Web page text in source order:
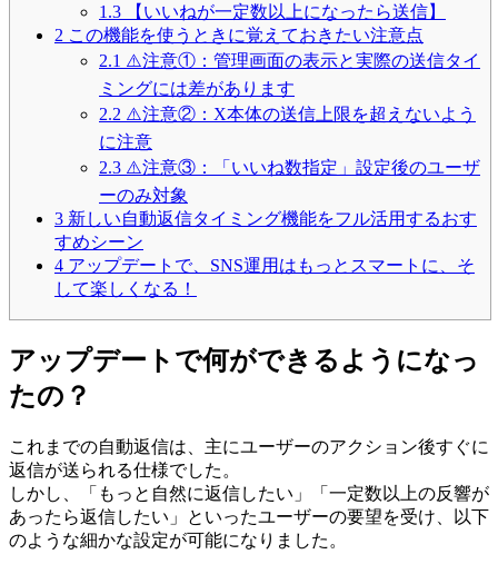
1.3 【いいねが一定数以上になったら送信】
2 この機能を使うときに覚えておきたい注意点
2.1 ⚠️注意①：管理画面の表示と実際の送信タイ
ミングには差があります
2.2 ⚠️注意②：X本体の送信上限を超えないよう
に注意
2.3 ⚠️注意③：「いいね数指定」設定後のユーザ
ーのみ対象
3 新しい自動返信タイミング機能をフル活用するおす
すめシーン
4 アップデートで、SNS運用はもっとスマートに、そ
して楽しくなる！
アップデートで何ができるようになっ
たの？
これまでの自動返信は、主にユーザーのアクション後すぐに
返信が送られる仕様でした。
しかし、「もっと自然に返信したい」「一定数以上の反響が
あったら返信したい」といったユーザーの要望を受け、以下
のような細かな設定が可能になりました。